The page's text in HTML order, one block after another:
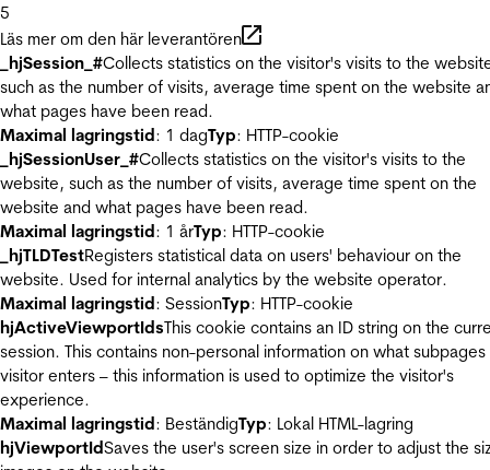
5
Läs mer om den här leverantören
_hjSession_#Collects statistics on the visitor's visits to the
such as the number of visits, average time spent on the website
what pages have been read.
Maximal lagringstid: 1 dagTyp: HTTP-cookie
_hjSessionUser_#Collects statistics on the visitor's visits to the
website, such as the number of visits, average time spent on the
website and what pages have been read.
Maximal lagringstid: 1 årTyp: HTTP-cookie
_hjTLDTestRegisters statistical data on users' behaviour on the
website. Used for internal analytics by the website operator.
Maximal lagringstid: SessionTyp: HTTP-cookie
hjActiveViewportIdsThis cookie contains an ID string on the
session. This contains non-personal information on what
visitor enters – this information is used to optimize the visitor's
experience.
Maximal lagringstid: BeständigTyp: Lokal HTML-lagring
hjViewportIdSaves the user's screen size in order to adjust the